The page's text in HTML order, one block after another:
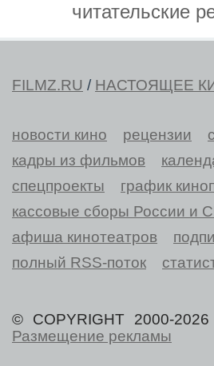
читательские
FILMZ.RU / НАСТОЯЩЕЕ
новости кино рецензии
кадры из фильмов
спецпроекты
график
кассовые сборы России и
афиша кинотеатров
полный RSS-поток
© COPYRIGHT 2000-2026
Размещение рекламы